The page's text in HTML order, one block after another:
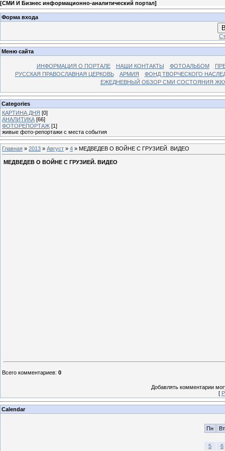
[СМИ И Бизнес информационно-аналитический портал]
Форма входа
Меню сайта
ИНФОРМАЦИЯ О ПОРТАЛЕ НАШИ КОНТАКТЫ ФОТОАЛЬБОМ
РУССКАЯ ПРАВОСЛАВНАЯ ЦЕРКОВЬ
АРМИЯ
ФОНД ТВОРЧЕСКОГО
ЕЖЕДНЕВНЫЙ ОБЗОР СМИ СОСТОЯНИЯ
Categories
КАРТИНА ДНЯ [0]
АНАЛИТИКА [66]
ФОТОРЕПОРТАЖ [1]
живые фото-репортажи с места события
Главная » 2013 » Август » 4 » МЕДВЕДЕВ О ВОЙНЕ С ГРУЗИЕЙ. ВИДЕО
МЕДВЕДЕВ О ВОЙНЕ С ГРУЗИЕЙ. ВИДЕО
Всего комментариев: 0
Добавлять комментарии
[
Calendar
Пн
Вт
5
6